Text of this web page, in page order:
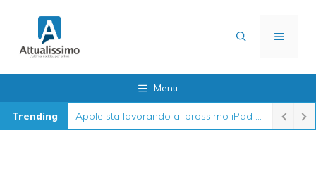
contenuto
MENU
Menu
Trending Apple sta lavorando al prossimo iPad 12 in queste settimane